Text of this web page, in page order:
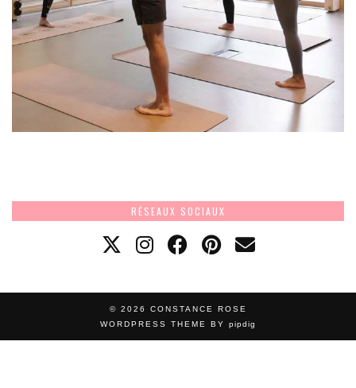
RÉSEAUX SOCIAUX
© 2026 CONSTANCE ROSE
WORDPRESS THEME BY pipdig